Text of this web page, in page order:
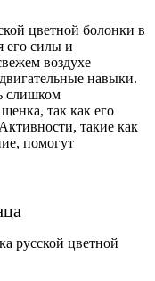
цветной болонки в
его силы и
воздухе
навыки.
слишком
так как его
такие как
помогут
русской цветной